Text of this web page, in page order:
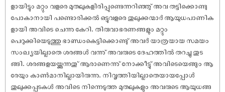
ളായിട്ടും മറ്റും വളരെ മുതലുകളിരിപ്പുണ്ടെന്നറിഞ്ഞു് അവ തട്ടിക്കൊണ്ടു
പോകാനായി പണ്ടൊരിക്കൽ ഒട്ടുവളരെ തുലുക്കന്മാർ ആയുധപാണിക
ളായി അവിടെ ചെന്നു കേറി. തിരുവാഭരണങ്ങളും മറ്റും
പെറുക്കിയെടുത്തു ഭാണ്ഡംകെട്ടിക്കൊണ്ടു് അവർ യാത്രയായ സമയം
സംഖ്യയില്ലാതെ ശരങ്ങൾ വന്നു് അവരുടെ ദേഹത്തിൽ തറച്ചു തുട
ങ്ങി. ശരങ്ങളയയ്ക്കുന്നതു് ആരാണെന്നു് നോക്കീട്ടു് അവിടെയെങ്ങും ആ
രേയും കാൺമാനില്ലായിരുന്നു. നിവൃത്തിയില്ലാതെയായപ്പോൾ
തുലുക്കപ്പടകൾ അവിടെ നിന്നെടുത്ത മുതലുകളും അവരുടെ ആയുധങ്ങ